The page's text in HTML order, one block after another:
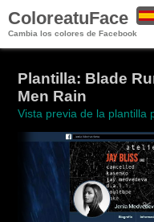
ColoreatuFace
Cambia los colores de Facebook
Plantilla: Blade
Men Rain
Vista previa de la plantilla